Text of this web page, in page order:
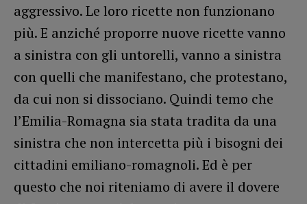
aggressivo. Le loro ricette non funzionano
più. E anziché proporre nuove ricette vanno
a sinistra con gli untorelli, vanno a sinistra
con quelli che manifestano, che protestano,
da cui non si dissociano. Quindi temo che
l’Emilia-Romagna sia stata tradita da una
sinistra che non intercetta più i bisogni dei
cittadini emiliano-romagnoli. Ed è per
questo che noi riteniamo di avere il dovere